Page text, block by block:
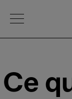
Open Menu
Ce